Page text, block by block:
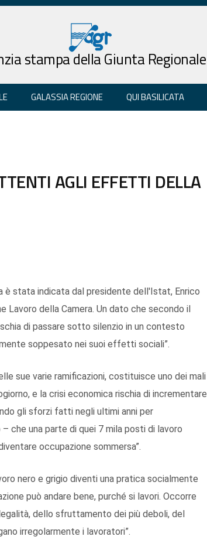
stampa della Giunta Regionale
GALASSIA REGIONE QUI BASILICATA
AGLI EFFETTI DELLA
è stata indicata dal presidente dell'Istat, Enrico
Lavoro della Camera. Un dato che secondo il
di passare sotto silenzio in un contesto
soppesato nei suoi effetti sociali”.
sue varie ramificazioni, costituisce uno dei mali
e la crisi economica rischia di incrementare
gli sforzi fatti negli ultimi anni per
che una parte di quei 7 mila posti di lavoro
occupazione sommersa”.
nero e grigio diventi una pratica socialmente
può andare bene, purché si lavori. Occorre
dello sfruttamento dei più deboli, del
irregolarmente i lavoratori”.